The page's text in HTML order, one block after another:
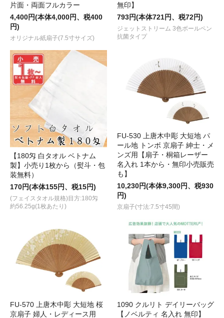
片面・両面フルカラー
4,400円(本体4,000円、税400
円)
オリジナル紙扇子(7.5寸サイズ)
無印】
793円(本体721円、税72円)
ジェットストリーム 3色ボールペン
抗菌タイプ
【180匁 白タオル ベトナム
製】小売り1枚から（熨斗・包
装無料）
170円(本体155円、税15円)
(フェイスタオル規格)目方:180匁
約56.25g(1枚あたり)
FU-530 上唐木中彫 大短地 パ
ール地 トンボ 京扇子 紳士・メ
ンズ用【扇子・桐箱レーザー
名入れ 1本から・無印小売販売
も】
10,230円(本体9,300円、税930
円)
京扇子(寸法:7.5寸45間)
FU-570 上唐木中彫 大短地 桜
京扇子 婦人・レディース用
1090 クルリト デイリーバッグ
【ノベルティ 名入れ 無印】